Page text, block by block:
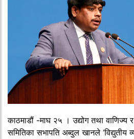
काठमाडौं -माघ २५ । उद्योग तथा वाणिज्य
समितिका सभापति अब्दुल खानले ‘विद्युतीय